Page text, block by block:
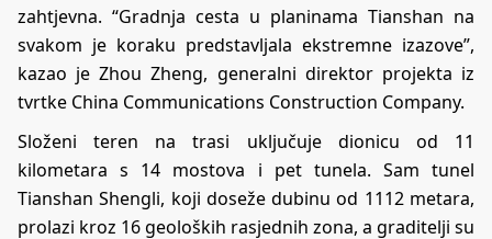
zahtjevna. “Gradnja cesta u planinama Tianshan na
svakom je koraku predstavljala ekstremne izazove”,
kazao je Zhou Zheng, generalni direktor projekta iz
tvrtke China Communications Construction Company.
Složeni teren na trasi uključuje dionicu od 11
kilometara s 14 mostova i pet tunela. Sam tunel
Tianshan Shengli, koji doseže dubinu od 1112 metara,
prolazi kroz 16 geoloških rasjednih zona, a graditelji su